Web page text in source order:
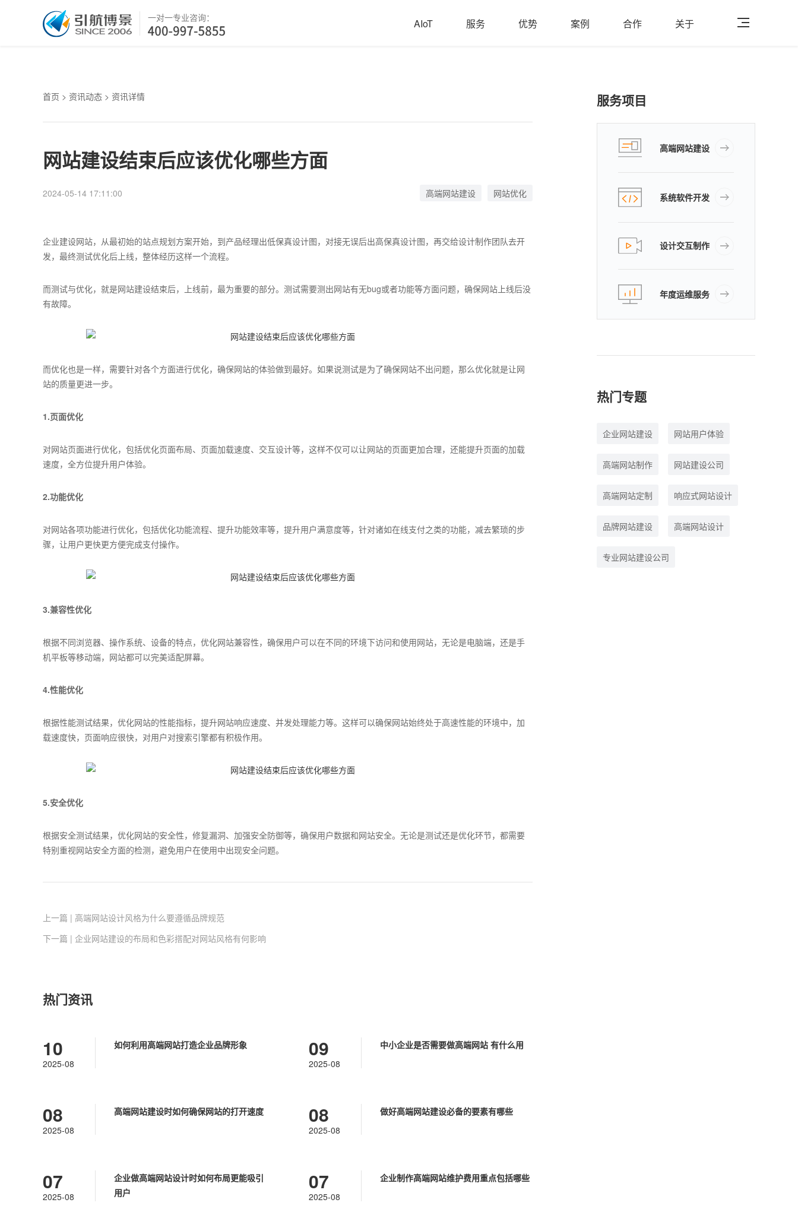
一对一专业咨询： AIoT 服务 优势 案例 合作 关于
服务
首页 > 资讯动态 > 资讯详情
网站建设结束后应该优化哪些方面
2024-05-14 17:11:00 高端网站建设 网站优化
企业建设网站，从最初始的站点规划方案开始，到产品经理出低保真设计图，对接无误后出高保真设计图，再交给设计制作团队去开
发，最终测试优化后上线，整体经历这样一个流程。
而测试与优化，就是网站建设结束后，上线前，最为重要的部分。测试需要测出网站有无bug或者功能等方面问题，确保网站上线后没
有故障。
而优化也是一样，需要针对各个方面进行优化，确保网站的体验做到最好。如果说测试是为了确保网站不出问题，那么优化就是让网
站的质量更进一步。
1.页面优化
对网站页面进行优化，包括优化页面布局、页面加载速度、交互设计等，这样不仅可以让网站的页面更加合理，还能提升页面的加载
速度，全方位提升用户体验。
2.功能优化
对网站各项功能进行优化，包括优化功能流程、提升功能效率等，提升用户满意度等，针对诸如在线支付之类的功能，减去繁琐的步
骤，让用户更快更方便完成支付操作。
3.兼容性优化
根据不同浏览器、操作系统、设备的特点，优化网站兼容性，确保用户可以在不同的环境下访问和使用网站，无论是电脑端，还是手
机平板等移动端，网站都可以完美适配屏幕。
4.性能优化
根据性能测试结果，优化网站的性能指标，提升网站响应速度、并发处理能力等。这样可以确保网站始终处于高速性能的环境中，加
载速度快，页面响应很快，对用户对搜索引擎都有积极作用。
5.安全优化
根据安全测试结果，优化网站的安全性，修复漏洞、加强安全防御等，确保用户数据和网站安全。无论是测试还是优化环节，都需要
特别重视网站安全方面的检测，避免用户在使用中出现安全问题。
上一篇 | 高端网站设计风格为什么要遵循品牌规范
下一篇 | 企业网站建设的布局和色彩搭配对网站风格有何影响
热门资讯
10
2025-08
如何利用高端网站打造企业品牌形象 09
2025-08
中小企业是否需要做高端网站 有什么用
08
2025-08
高端网站建设时如何确保网站的打开速度 08
2025-08
做好高端网站建设必备的要素有哪些
07
2025-08
企业做高端网站设计时如何布局更能吸引
用户
07
2025-08
企业制作高端网站维护费用重点包括哪些
服务项目
高端网站建设
系统软件开发
设计交互制作
年度运维服务
热门专题
企业网站建设 网站用户体验
高端网站制作 网站建设公司
高端网站定制 响应式网站设计
品牌网站建设 高端网站设计
专业网站建设公司